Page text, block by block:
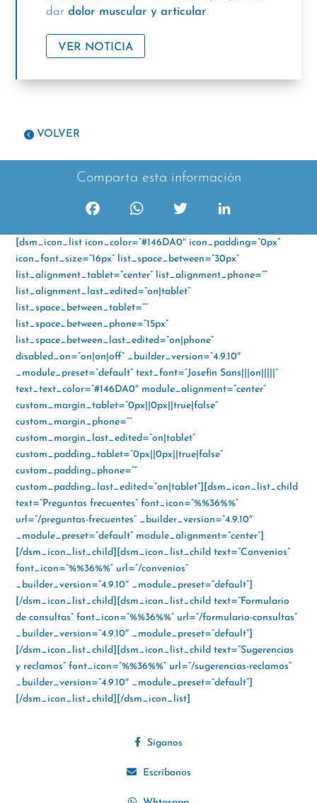
dar dolor muscular y articular.
VER NOTICIA
VOLVER
Comparta esta información
c
e
b
a
t
p
p
i
t
t
n
k
[dsm_icon_list icon_color=”#146DA0″ icon_padding=”0px”
icon_font_size=”16px” list_space_between=”30px”
list_alignment_tablet=”center” list_alignment_phone=””
list_alignment_last_edited=”on|tablet”
list_space_between_tablet=””
list_space_between_phone=”15px”
list_space_between_last_edited=”on|phone”
disabled_on=”on|on|off” _builder_version=”4.9.10″
_module_preset=”default” text_font=”Josefin Sans|||on|||||”
text_text_color=”#146DA0″ module_alignment=”center”
custom_margin_tablet=”0px||0px||true|false”
custom_margin_phone=””
custom_margin_last_edited=”on|tablet”
custom_padding_tablet=”0px||0px||true|false”
custom_padding_phone=””
custom_padding_last_edited=”on|tablet”][dsm_icon_list_child
text=”Preguntas frecuentes” font_icon=”%%36%%”
url=”/preguntas-frecuentes” _builder_version=”4.9.10″
_module_preset=”default” module_alignment=”center”]
[/dsm_icon_list_child][dsm_icon_list_child text=”Convenios”
font_icon=”%%36%%” url=”/convenios”
_builder_version=”4.9.10″ _module_preset=”default”]
[/dsm_icon_list_child][dsm_icon_list_child text=”Formulario
de consultas” font_icon=”%%36%%” url=”/formulario-consultas”
_builder_version=”4.9.10″ _module_preset=”default”]
[/dsm_icon_list_child][dsm_icon_list_child text=”Sugerencias
y reclamos” font_icon=”%%36%%” url=”/sugerencias-reclamos”
_builder_version=”4.9.10″ _module_preset=”default”]
[/dsm_icon_list_child][/dsm_icon_list]
Síganos
Escríbanos